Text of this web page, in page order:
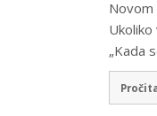
Novom
„Kada